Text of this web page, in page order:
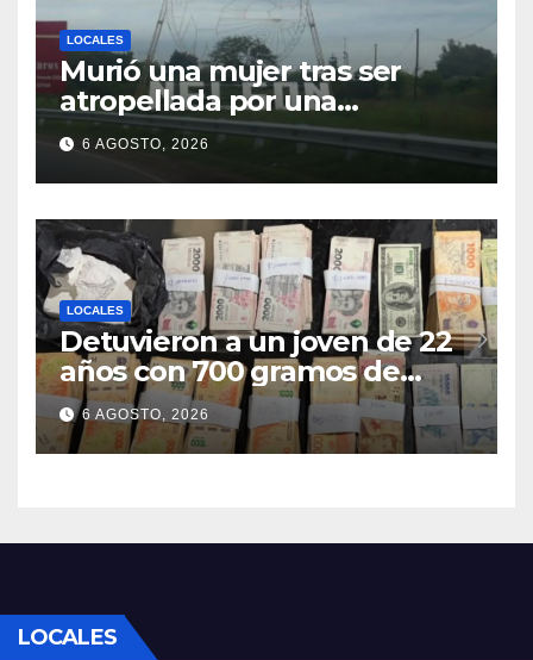
LOCALES
Murió una mujer tras ser
atropellada por una
motocicleta en Nelson
6 AGOSTO, 2026
LOCALES
Detuvieron a un joven de 22
años con 700 gramos de
cocaína
6 AGOSTO, 2026
LOCALES